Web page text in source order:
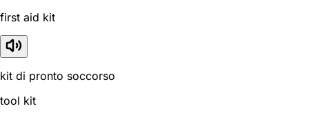
first aid kit
kit di pronto soccorso
tool kit